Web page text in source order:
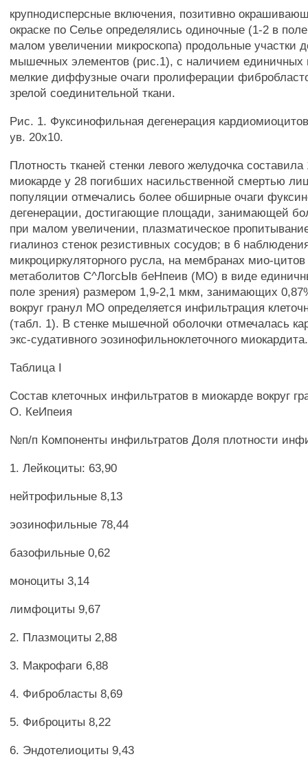
крупнодисперсные включения, позитивно
окраске по Селье определялись одиночные (1-2 в
малом увеличении микроскопа) продольные участки
мышечных элементов (рис.1), с наличием единичных
мелкие диффузные очаги пролиферации
зрелой соединительной ткани.
Рис. 1. Фуксинофильная дегенерация
ув. 20x10.
Плотность тканей стенки левого желудочка
миокарде у 28 погибших насильственной смертью
популяции отмечались более обширные очаги
дегенерации, достигающие площади, занимающей
при малом увеличении, плазматическое
гиалиноз стенок резистивных сосудов; в 6
микроциркуляторного русла, на мембранах мио-
метаболитов С^ЛогсЫв беНпеив (МО) в виде
поле зрения) размером 1,9-2,1 мкм, занимающих
вокруг гранул МО определяется инфильтрация
(табл. 1). В стенке мышечной оболочки отмечалась
экс-судативного эозинофильноклеточного миокардита.
Таблица I
Состав клеточных инфильтратов в миокарде вокруг
О. КеИпеия
№п/п Компоненты инфильтратов Доля плотности
1. Лейкоциты: 63,90
нейтрофильные 8,13
эозинофильные 78,44
базофильные 0,62
моноциты 3,14
лимфоциты 9,67
2. Плазмоциты 2,88
3. Макрофаги 6,88
4. Фибробласты 8,69
5. Фиброциты 8,22
6. Эндотелиоциты 9,43